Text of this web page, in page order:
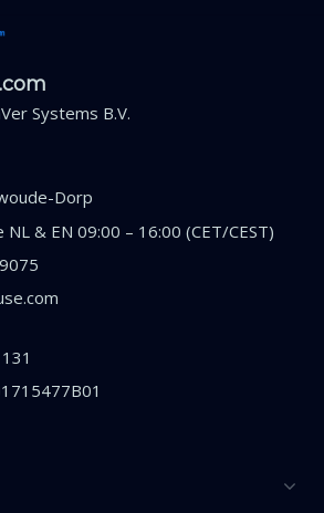
Systems B.V.
Dorp
& EN 09:00 – 16:00 (CET/CEST)